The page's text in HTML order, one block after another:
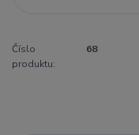
Číslo
produktu:
68